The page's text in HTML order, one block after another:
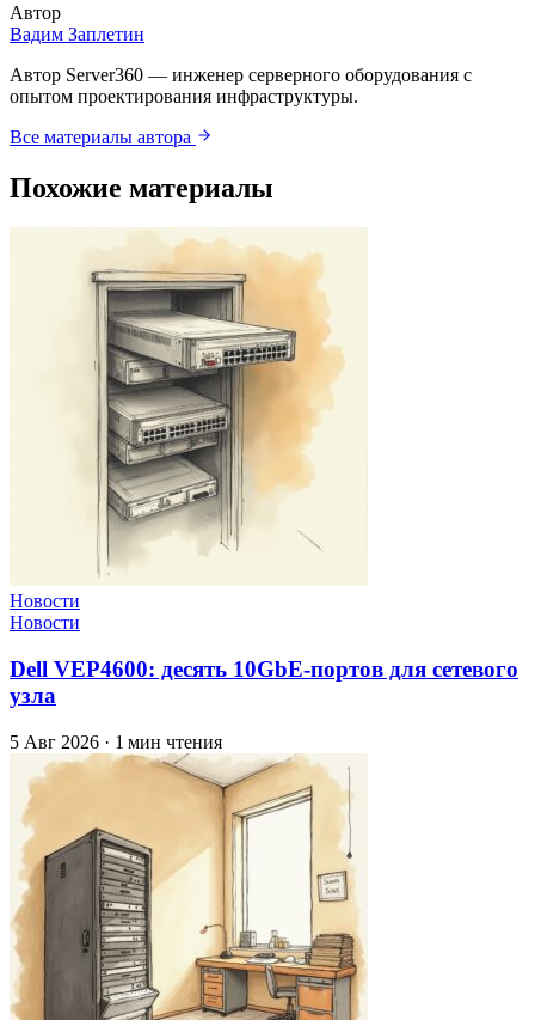
Автор
Вадим Заплетин
Автор Server360 — инженер серверного оборудования с
опытом проектирования инфраструктуры.
Все материалы автора
Похожие материалы
Новости
Новости
Dell VEP4600: десять 10GbE-портов для сетевого
узла
5 Авг 2026 · 1 мин чтения